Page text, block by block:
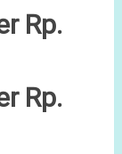
Rp.
Rp.